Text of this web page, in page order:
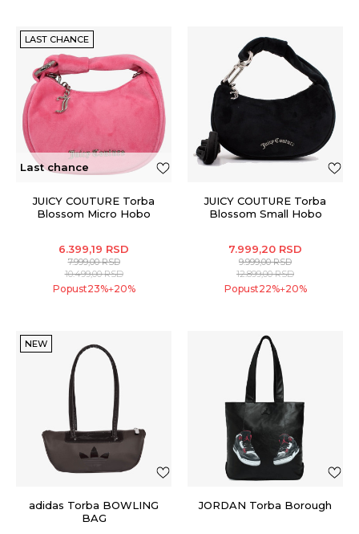
LAST CHANCE
Last chance
JUICY COUTURE Torba
Blossom Micro Hobo
6.399,19 RSD
7.999,00RSD
10.499,00RSD
Popust23%+20%
JUICY COUTURE Torba
Blossom Small Hobo
7.999,20 RSD
9.999,00RSD
12.899,00RSD
Popust22%+20%
NEW
adidas Torba BOWLING
BAG
JORDAN Torba Borough